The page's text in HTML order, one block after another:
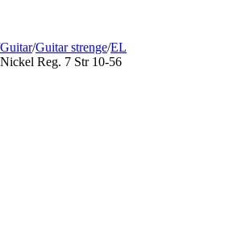
Guitar/Guitar strenge/EL
Reg. 7 Str 10-56